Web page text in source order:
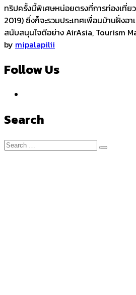
ทริปครั้งนี้พิเศษหน่อยตรงที่การท่องเที่ยวม
2019) ซึ่งก็จะรวมประเทศเพื่อนบ้านฝั่ง
สนับสนุนใจดีอย่าง AirAsia, Tourism
by mipalapilii
Follow Us
Search
Search